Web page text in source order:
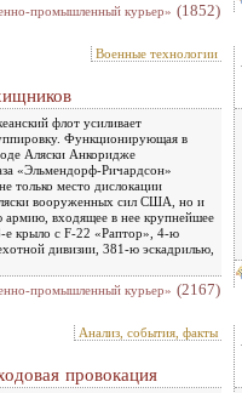
промышленный курьер» (1852)
Военные технологии
флот усиливает
Функционирующая в
Аляски Анкоридже
«Эльмендорф-Ричардсон»
только место дислокации
вооруженных сил США, но и
входящее в нее крупнейшее
е крыло с F-22 «Раптор», 4-ю
дивизии, 381-ю эскадрилью,
промышленный курьер» (2167)
Анализ, события, факты
провокация